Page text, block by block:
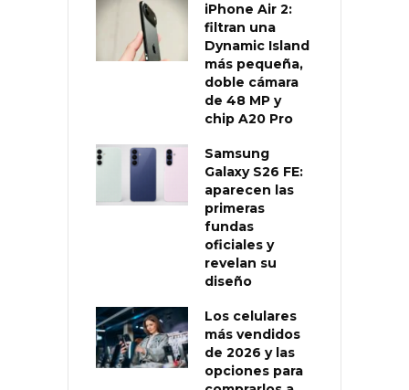
iPhone Air 2:
filtran una
Dynamic Island
más pequeña,
doble cámara
de 48 MP y
chip A20 Pro
Samsung
Galaxy S26 FE:
aparecen las
primeras
fundas
oficiales y
revelan su
diseño
Los celulares
más vendidos
de 2026 y las
opciones para